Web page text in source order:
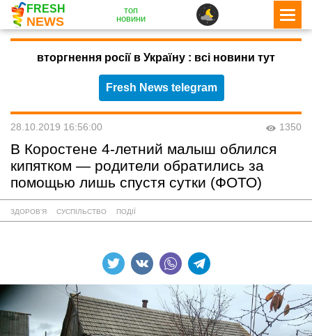
FRESH
NEWS
топ
новини
вторгнення росії в Україну : всі новини тут
Fresh News telegram
28.10.2019 16:56:00 1350
В Коростене 4-летний малыш облился
кипятком — родители обратились за
помощью лишь спустя сутки (ФОТО)
ЗДОРОВ'Я СУСПІЛЬСТВО ПОДІЇ